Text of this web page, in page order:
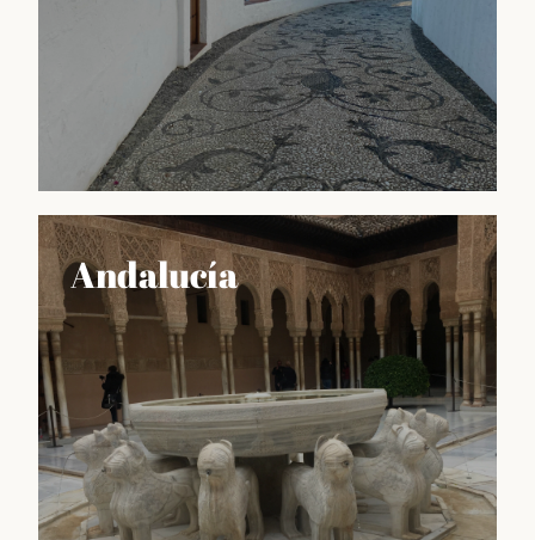
Déjate llevar
Provincia
Desde la espectacular Ronda hasta la encantadora
Nerja, pasando por la vibrante Marbella o la histórica
Antequera, la categoría "Provincia" es un espacio
para conocer y descubrir los tesoros ocultos de esta
región.
Conocer tradiciones
Andalucía